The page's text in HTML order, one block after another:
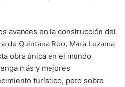
avances en la construcción del
de Quintana Roo, Mara Lezama
obra única en el mundo
más y mejores
turístico, pero sobre